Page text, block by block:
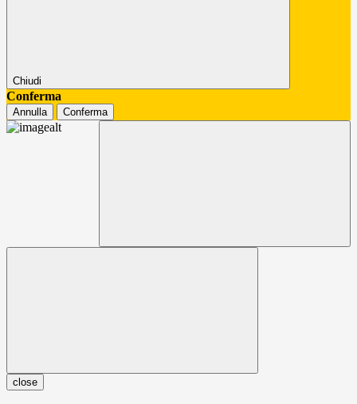
Chiudi
Conferma
Annulla Conferma
close